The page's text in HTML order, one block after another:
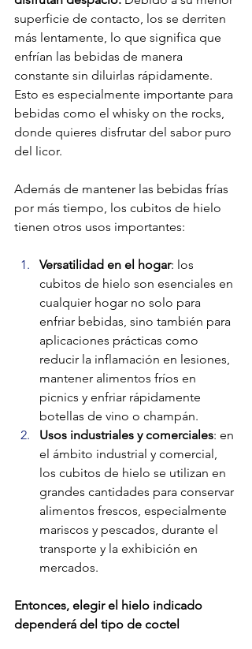
superficie de contacto, los se derriten
más lentamente, lo que significa que
enfrían las bebidas de manera
constante sin diluirlas rápidamente​.
Esto es especialmente importante para
bebidas como el whisky on the rocks,
donde quieres disfrutar del sabor puro
del licor.
Además de mantener las bebidas frías
por más tiempo, los cubitos de hielo
tienen otros usos importantes:
Versatilidad en el hogar: los
cubitos de hielo son esenciales en
cualquier hogar no solo para
enfriar bebidas, sino también para
aplicaciones prácticas como
reducir la inflamación en lesiones,
mantener alimentos fríos en
picnics y enfriar rápidamente
botellas de vino o champán​.
Usos industriales y comerciales: en
el ámbito industrial y comercial,
los cubitos de hielo se utilizan en
grandes cantidades para conservar
alimentos frescos, especialmente
mariscos y pescados, durante el
transporte y la exhibición en
mercados​.
Entonces, elegir el hielo indicado
dependerá del tipo de coctel